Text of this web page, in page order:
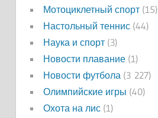
Мотоциклетный спорт(15)
Настольный теннис(44)
Наука и спорт(3)
Новости плавание(1)
Новости футбола(3 227)
Олимпийские игры (40)
Охота на лис(1)